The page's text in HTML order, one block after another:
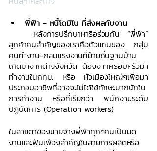
พี่ฟ้า - หนี้โดมิโน ที่ส่งผลกับงาน
ลูกค้าคนสำคัญของเราคือตัวแทนของ กลุ่ม
คนทำงาน-กลุ่มแรงงานที่ย้ายถิ่นฐานบ้าน
เกิดมาจากต่างจังหวัด ต้องจากครอบครัวมา
ทำงานในกทม. หรือ หัวเมืองใหญ่ๆเพื่อมา
ประกอบอาชีพที่อาจจะไม่ได้ใช้ทักษะมากนักใน
การทำงาน หรือที่เรียกว่า พนักงานระดับ
ปฏิบัติการ (Operation workers)
ในสายตาของนายจ้างพี่ฟ้าทุกๆคนเป็นมด
งานและฟันเฟืองสำคัญในสายการผลิตหรือ